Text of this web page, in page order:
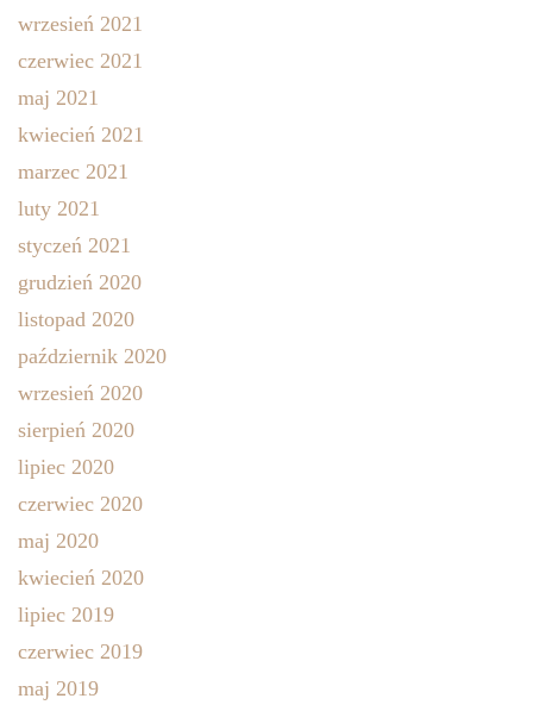
wrzesień 2021
czerwiec 2021
maj 2021
kwiecień 2021
marzec 2021
luty 2021
styczeń 2021
grudzień 2020
listopad 2020
październik 2020
wrzesień 2020
sierpień 2020
lipiec 2020
czerwiec 2020
maj 2020
kwiecień 2020
lipiec 2019
czerwiec 2019
maj 2019